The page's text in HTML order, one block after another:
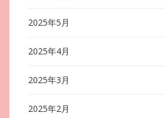
2025年5月
2025年4月
2025年3月
2025年2月